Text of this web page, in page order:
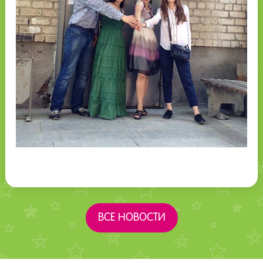
ВСЕ НОВОСТИ